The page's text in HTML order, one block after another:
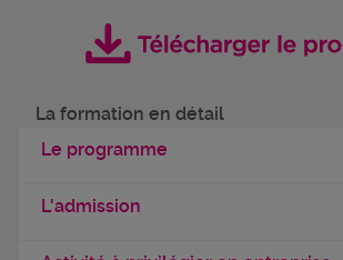
La formation en détail
Le programme
L'admission